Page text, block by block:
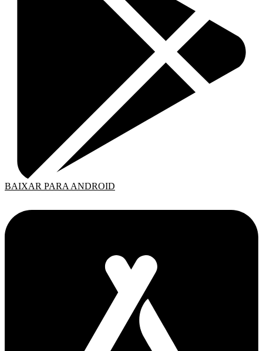
BAIXAR PARA ANDROID